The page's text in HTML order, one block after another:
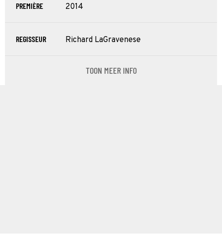
PREMIÈRE 2014
REGISSEUR Richard LaGravenese
TOON MEER INFO